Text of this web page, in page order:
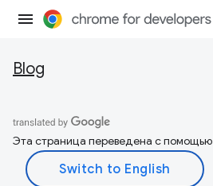
Blog
Эта страница переведена с помощью